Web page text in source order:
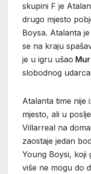
skupini F je
drugo mjesto
Boysa. Atalanta
se na kraju
je u igru ušao
slobodnog
Atalanta time nije
mjesto, ali u
Villarreal na
zaostaje jedan
Young Boysi, koji
više ne mogu do